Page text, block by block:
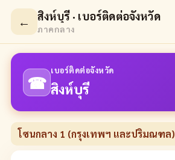
← สิงห์บุรี · เบอร์ติดต่อจังหวัด
ภาคกลาง
☎
เบอร์ติดต่อจังหวัด
สิงห์บุรี
โซนกลาง 1 (กรุงเทพฯ และปริมณฑล)